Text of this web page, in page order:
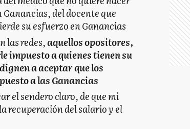
del docente que
su esfuerzo en Ganancias
las redes,aquellos opositores,
impuesto a quienes tienen su
a aceptar que los
a las Ganancias
el sendero claro, de que mi
recuperación del salario y el